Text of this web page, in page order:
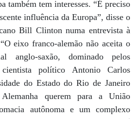
também tem interesses. “É preciso
influência da Europa”, disse o
Bill Clinton numa entrevista à
eixo franco-alemão não aceita o
anglo-saxão, dominado pelos
político Antonio Carlos
do Estado do Rio de Janeiro
querem para a União
autônoma e um complexo